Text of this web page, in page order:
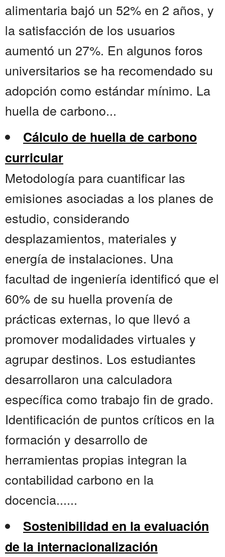
alimentaria bajó un 52% en 2 años, y
la satisfacción de los usuarios
aumentó un 27%. En algunos foros
universitarios se ha recomendado su
adopción como estándar mínimo. La
huella de carbono...
Cálculo de huella de carbono
curricular
Metodología para cuantificar las
emisiones asociadas a los planes de
estudio, considerando
desplazamientos, materiales y
energía de instalaciones. Una
facultad de ingeniería identificó que el
60% de su huella provenía de
prácticas externas, lo que llevó a
promover modalidades virtuales y
agrupar destinos. Los estudiantes
desarrollaron una calculadora
específica como trabajo fin de grado.
Identificación de puntos críticos en la
formación y desarrollo de
herramientas propias integran la
contabilidad carbono en la
docencia......
Sostenibilidad en la evaluación
de la internacionalización